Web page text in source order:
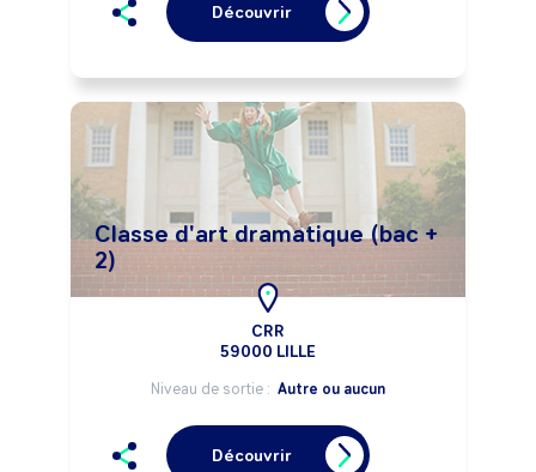
Découvrir
Classe d'art dramatique (bac +
2)
CRR
59000 LILLE
Niveau de sortie : Autre ou aucun
Découvrir